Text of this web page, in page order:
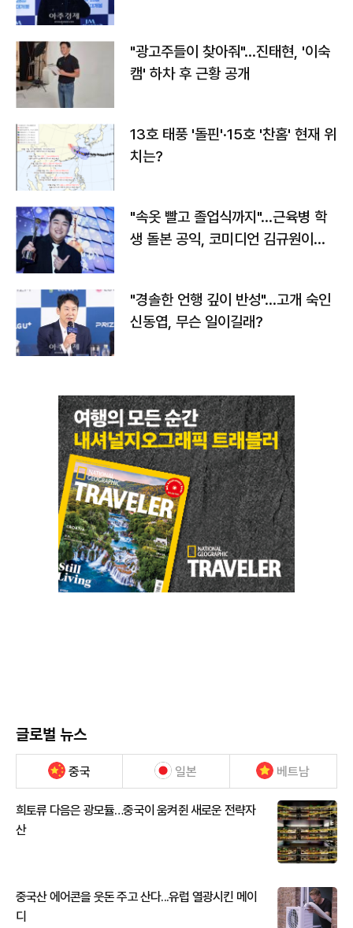
"광고주들이 찾아줘"…진태현, '이숙
캠' 하차 후 근황 공개
13호 태풍 '돌핀'·15호 '찬홈' 현재 위
치는?
"속옷 빨고 졸업식까지"…근육병 학
생 돌본 공익, 코미디언 김규원이었
"경솔한 언행 깊이 반성"…고개 숙인
신동엽, 무슨 일이길래?
글로벌 뉴스
중국 일본 베트남
희토류 다음은 광모듈…중국이 움켜쥔 새로운 전략자
산
중국산 에어콘을 웃돈 주고 산다...유럽 열광시킨 메이
디